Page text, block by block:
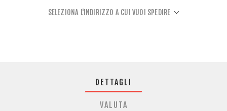
SELEZIONA L'INDIRIZZO A CUI VUOI SPEDIRE
DETTAGLI
VALUTA